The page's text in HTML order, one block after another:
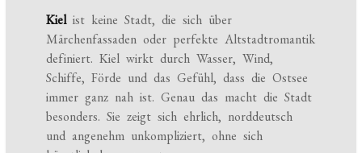
Kielist keine Stadt, die sich über
Märchenfassaden oder perfekte Altstadtromantik
definiert. Kiel wirkt durch Wasser, Wind,
Schiffe, Förde und das Gefühl, dass die Ostsee
immer ganz nah ist. Genau das macht die Stadt
besonders. Sie zeigt sich ehrlich, norddeutsch
und angenehm unkompliziert, ohne sich